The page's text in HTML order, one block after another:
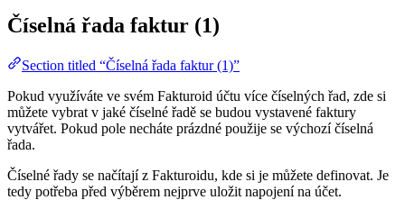
Číselná řada faktur (1)
Section titled “Číselná řada faktur (1)”
Pokud využíváte ve svém Fakturoid účtu více číselných řad, zde si
můžete vybrat v jaké číselné řadě se budou vystavené faktury
vytvářet. Pokud pole necháte prázdné použije se výchozí číselná
řada.
Číselné řady se načítají z Fakturoidu, kde si je můžete definovat. Je
tedy potřeba před výběrem nejprve uložit napojení na účet.